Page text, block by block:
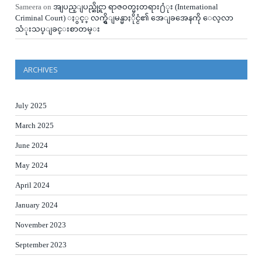
Sameera on အျပည္ျပည္ဆိုင္ရာ ရာဇဝတ္မႈတရား႐ံုး (International
Criminal Court) ႏွင့္ လက္ရွိျမန္မာႏိုင္ငံ၏ အေျခအေနကို ေလ့လာ
သံုးသပ္ျခင္းစာတမ္း
ARCHIVES
July 2025
March 2025
June 2024
May 2024
April 2024
January 2024
November 2023
September 2023